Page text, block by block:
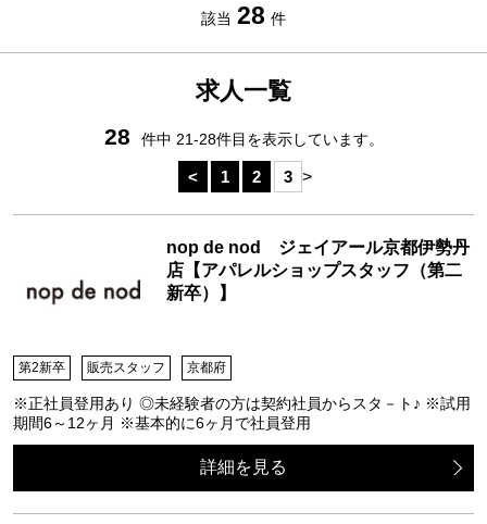
該当 28 件
求人一覧
28 件中 21-28件目を表示しています。
< 1 2 3 >
nop de nod ジェイアール京都伊勢丹
店【アパレルショップスタッフ（第二
新卒）】
第2新卒 販売スタッフ 京都府
※正社員登用あり ◎未経験者の方は契約社員からスタ－ト♪ ※試用
期間6～12ヶ月 ※基本的に6ヶ月で社員登用
詳細を見る